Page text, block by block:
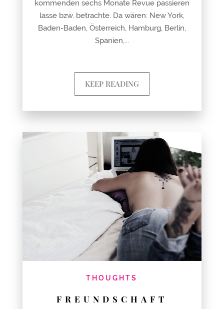
kommenden sechs Monate Revue passieren
lasse bzw. betrachte. Da wären: New York,
Baden-Baden, Österreich, Hamburg, Berlin,
Spanien,...
KEEP READING
THOUGHTS
FREUNDSCHAFT